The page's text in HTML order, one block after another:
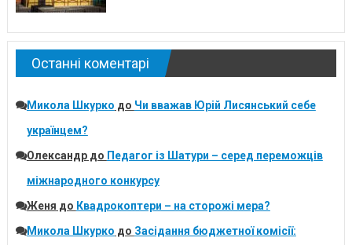
Останні коментарі
Микола Шкурко до Чи вважав Юрій Лисянський себе
українцем?
Олександрдо Педагог із Шатури – серед переможців
міжнародного конкурсу
Женя до Квадрокоптери – на сторожі мера?
Микола Шкурко до Засідання бюджетної комісії: